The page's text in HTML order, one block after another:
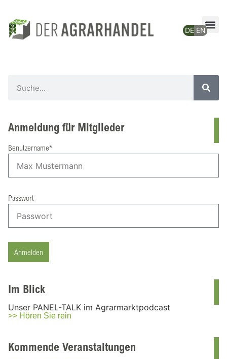
Anmeldung für Mitglieder
Benutzername*
Passwort
Anmelden
Im Blick
Unser PANEL-TALK im Agrarmarktpodcast
>> Hören Sie rein
Kommende Veranstaltungen